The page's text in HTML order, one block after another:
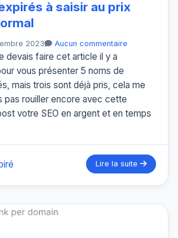
à saisir au prix
2023 Aucun commentaire
devais faire cet article il y a
vous présenter 5 noms de
mais trois sont déjà pris, cela me
pas rouiller encore avec cette
votre SEO en argent et en temps
Lire la suite